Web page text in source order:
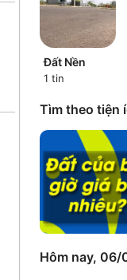
Đất Nền
1 tin
Tìm theo tiện
Hôm nay, 06/